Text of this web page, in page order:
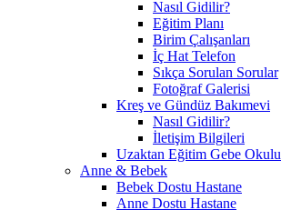
Nasıl Gidilir?
Eğitim Planı
Birim Çalışanları
İç Hat Telefon
Sıkça Sorulan Sorular
Fotoğraf Galerisi
Kreş ve Gündüz Bakımevi
Nasıl Gidilir?
İletişim Bilgileri
Uzaktan Eğitim Gebe Okulu
Anne & Bebek
Bebek Dostu Hastane
Anne Dostu Hastane